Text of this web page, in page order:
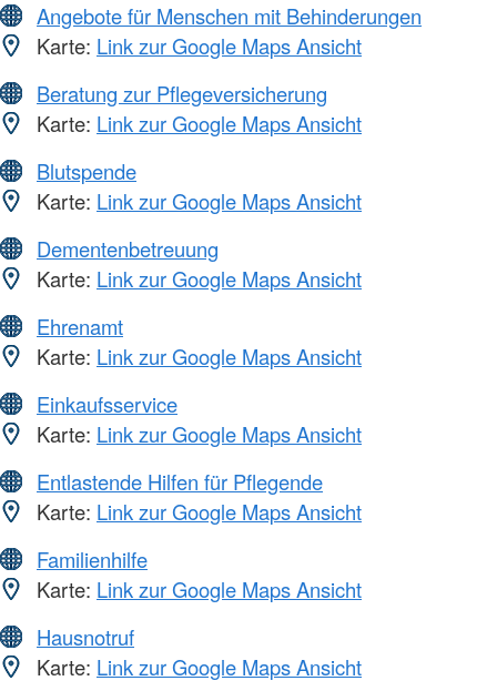
Angebote für Menschen mit Behinderungen
Karte: Link zur Google Maps Ansicht
Beratung zur Pflegeversicherung
Karte: Link zur Google Maps Ansicht
Blutspende
Karte: Link zur Google Maps Ansicht
Dementenbetreuung
Karte: Link zur Google Maps Ansicht
Ehrenamt
Karte: Link zur Google Maps Ansicht
Einkaufsservice
Karte: Link zur Google Maps Ansicht
Entlastende Hilfen für Pflegende
Karte: Link zur Google Maps Ansicht
Familienhilfe
Karte: Link zur Google Maps Ansicht
Hausnotruf
Karte: Link zur Google Maps Ansicht